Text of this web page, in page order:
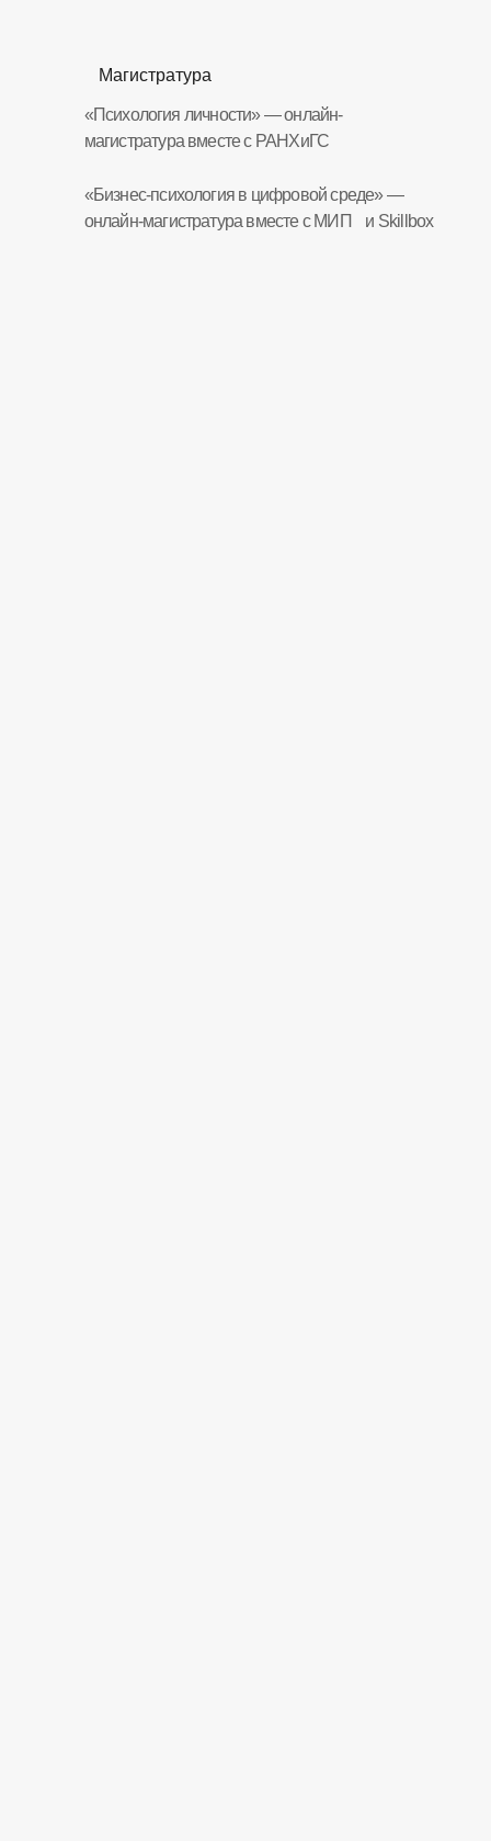
Магистратура
«Психология личности» — онлайн-
магистратура вместе с РАНХиГС
«Бизнес-психология в цифровой среде» —
онлайн-магистратура вместе с МИП и Skillbox